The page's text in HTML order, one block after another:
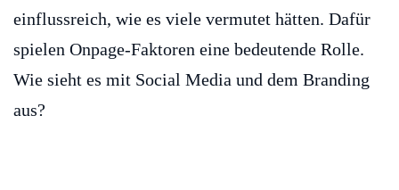
einflussreich, wie es viele vermutet hätten. Dafür
spielen Onpage-Faktoren eine bedeutende Rolle.
Wie sieht es mit Social Media und dem Branding
aus?